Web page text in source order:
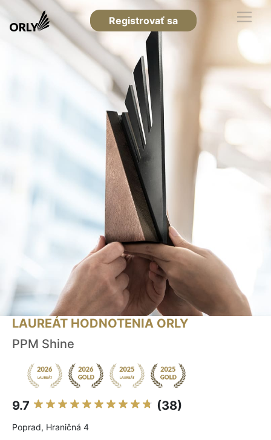
Registrovať sa
LAUREÁT HODNOTENIA ORLY
PPM Shine
9.7 (38)
Poprad, Hraničná 4